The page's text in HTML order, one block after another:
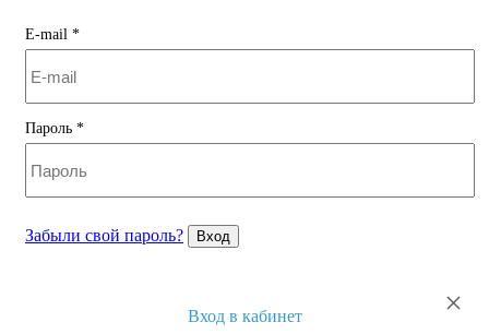
E-mail *
Пароль *
Забыли свой пароль? Вход
×
Вход в кабинет